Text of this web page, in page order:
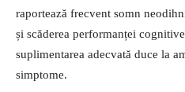
raportează frecvent somn
și scăderea performanței
suplimentarea adecvată duce la
simptome.